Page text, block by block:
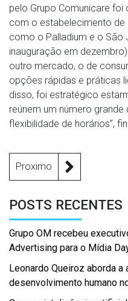
pelo Grupo Comunicare
com o estabelecimento de
como o Palladium e o São
inauguração em
outro mercado, o de
opções rápidas e práticas
disso, foi estratégico
reúnem um número
flexibilidade de horários”,
Proximo
POSTS RECENTES
Grupo OM recebeu
Advertising para o Mídia
Leonardo Queiroz aborda
desenvolvimento humano